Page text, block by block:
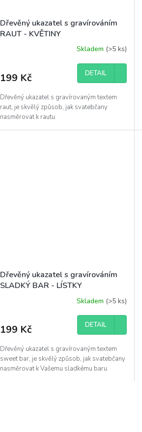
Dřevěný ukazatel s gravírováním
RAUT - KVĚTINY
Skladem (>5 ks)
199 Kč DETAIL
Dřevěný ukazatel s gravírovaným textem
raut, je skvělý způsob, jak svatebčany
nasměrovat k rautu.
Dřevěný ukazatel s gravírováním
SLADKÝ BAR - LÍSTKY
Skladem (>5 ks)
199 Kč DETAIL
Dřevěný ukazatel s gravírovaným textem
sweet bar, je skvělý způsob, jak svatebčany
nasměrovat k Vašemu sladkému baru.